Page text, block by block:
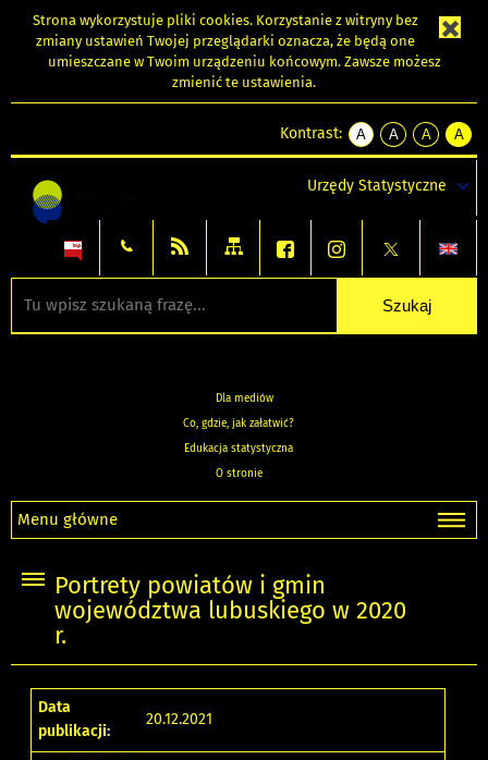
Strona wykorzystuje pliki cookies. Korzystanie z witryny bez
zmiany ustawień Twojej przeglądarki oznacza, że będą one
umieszczane w Twoim urządzeniu końcowym. Zawsze możesz
zmienić te ustawienia.
Kontrast:
A
kontrast
A
kontrast
tekst
czarnym
A
kontrast
tekst
czarnym
A
tekst
żółtym
Urzędy Statystyczne
Dla mediów
Co, gdzie, jak załatwić?
Edukacja statystyczna
O stronie
Menu główne
Portrety powiatów i gmin
województwa lubuskiego w 2020
r.
Data
publikacji:
20.12.2021